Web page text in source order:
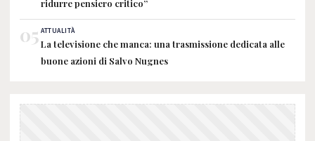
ridurre pensiero critico”
05 ATTUALITÀ
La televisione che manca: una trasmissione dedicata alle
buone azioni di Salvo Nugnes